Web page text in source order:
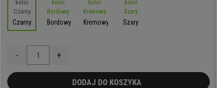
Czarny Bordowy Kremowy Szary
- +
DODAJ DO KOSZYKA